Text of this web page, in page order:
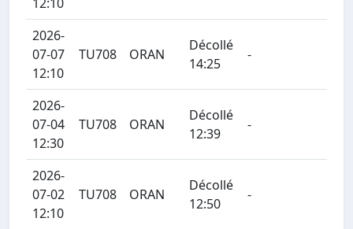
2026-
07-07
12:10
TU708 ORAN
Décollé
14:25
-
2026-
07-04
12:30
TU708 ORAN
Décollé
12:39
-
2026-
07-02
12:10
TU708 ORAN
Décollé
12:50
-